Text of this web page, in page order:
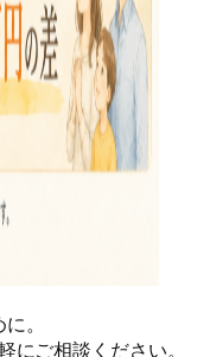
。
ご相談ください。